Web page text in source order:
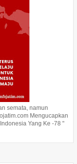
semata, namun
Mengucapkan
Yang Ke -78 "